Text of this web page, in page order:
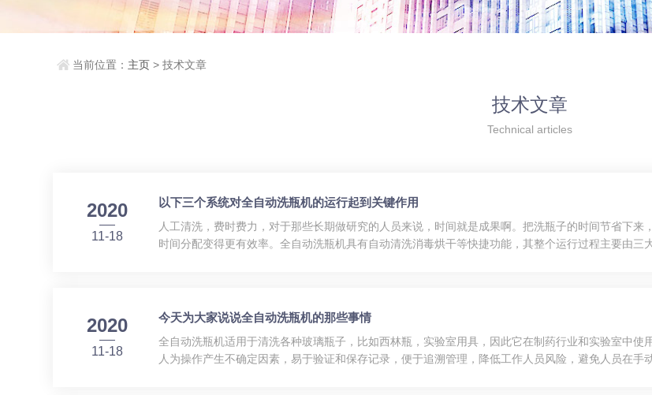
当前位置： 主页 > 技术文章
技术文章
Technical articles
2020
11-18
以下三个系统对全自动洗瓶机的运行起到关键作用
人工清洗，费时费力，对于那些长期做研究的人员来说，时间就是成果啊。把洗瓶子的时间节省下
时间分配变得更有效率。全自动洗瓶机具有自动清洗消毒烘干等快捷功能，其整个运行过程主要由
2020
11-18
今天为大家说说全自动洗瓶机的那些事情
全自动洗瓶机适用于清洗各种玻璃瓶子，比如西林瓶，实验室用具，因此它在制药行业和实验室中
人为操作产生不确定因素，易于验证和保存记录，便于追溯管理，降低工作人员风险，避免人员在